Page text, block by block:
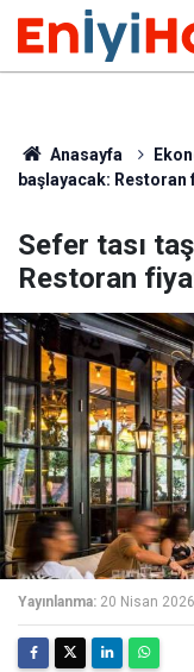
Anasayfa
başlayacak: Restoran
Sefer tası
Restoran
Yayınlanma: 20 Nisan